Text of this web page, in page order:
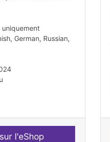
uniquement
German, Russian,
l'eShop